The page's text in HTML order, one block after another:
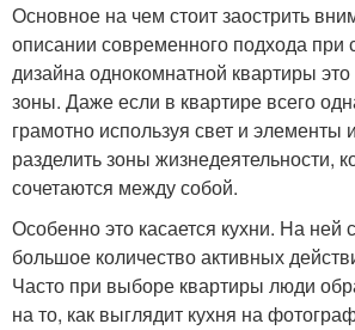
Основное на чем стоит заострить
описании современного подхода при
дизайна однокомнатной квартиры
зоны. Даже если в квартире всего
грамотно используя свет и элементы
разделить зоны жизнедеятельности,
сочетаются между собой.
Особенно это касается кухни. На ней
большое количество активных
Часто при выборе квартиры люди
на то, как выглядит кухня на